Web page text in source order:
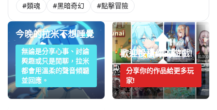
#類魂
#黑暗奇幻 #點擊冒險
今晚的拉米不想睡覺
無論是分享心事、討論
興趣或只是閒聊，拉米
都會用溫柔的聲音傾聽
並回應。
歡迎投稿你的遊戲!
分享你的作品給更多玩
家!